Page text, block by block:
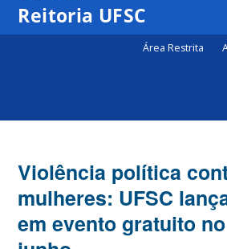
Reitoria UFSC
Área Restrita
Violência política
mulheres: UFSC
em evento gratuito